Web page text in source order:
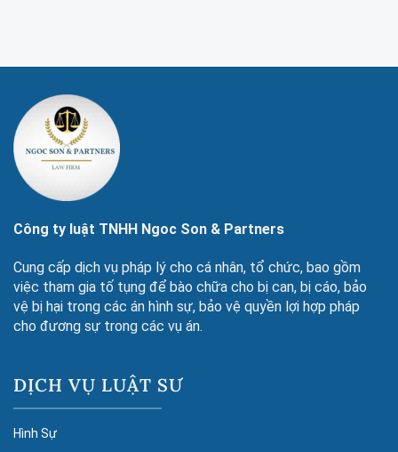
Công ty luật TNHH Ngoc Son & Partners
Cung cấp dịch vụ pháp lý cho cá nhân, tổ chức, bao gồm
việc tham gia tố tụng để bào chữa cho bị can, bị cáo, bảo
vệ bị hại trong các án hình sự, bảo vệ quyền lợi hợp pháp
cho đương sự trong các vụ án.
DỊCH VỤ LUẬT SƯ
Hình Sự